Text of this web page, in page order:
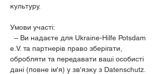
культуру.
Умови участі:
e.V. та партнерів право зберігати,
обробляти та передавати ваші особисті
дані (повне ім'я) у зв'язку з Datenschutz.